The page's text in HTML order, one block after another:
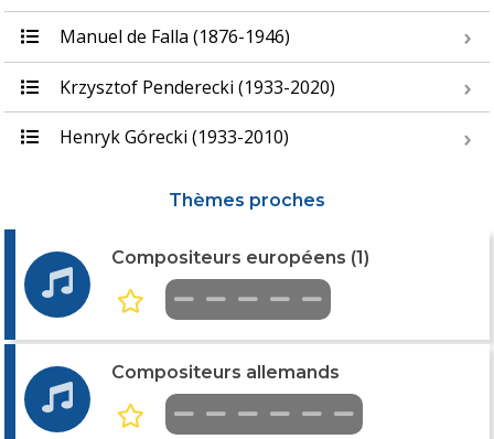
Manuel de Falla (1876-1946)
Krzysztof Penderecki (1933-2020)
Henryk Górecki (1933-2010)
Thèmes proches
Compositeurs européens (1)
Compositeurs allemands